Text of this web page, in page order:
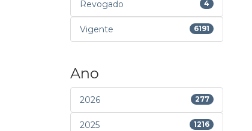
Revogado 4
Vigente 6191
Ano
2026 277
2025 1216